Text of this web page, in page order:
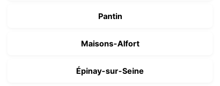
Pantin
Maisons-Alfort
Épinay-sur-Seine